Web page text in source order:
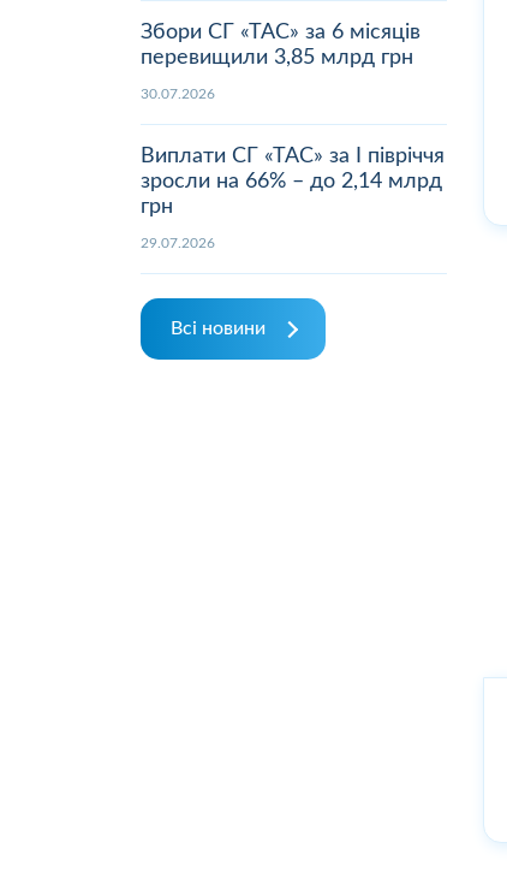
Збори СГ «ТАС» за 6 місяців
перевищили 3,85 млрд грн
30.07.2026
Виплати СГ «ТАС» за І півріччя
зросли на 66% – до 2,14 млрд
грн
29.07.2026
Всі новини